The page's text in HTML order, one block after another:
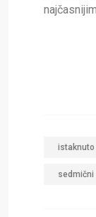
istaknuto
sedmični